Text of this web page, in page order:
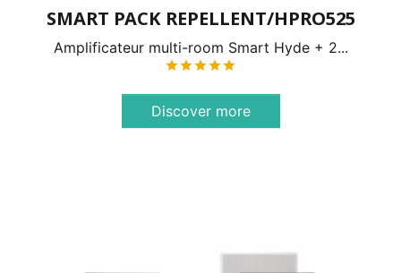
SMART PACK REPELLENT/HPRO525
Amplificateur multi-room Smart Hyde + 2...

Discover more